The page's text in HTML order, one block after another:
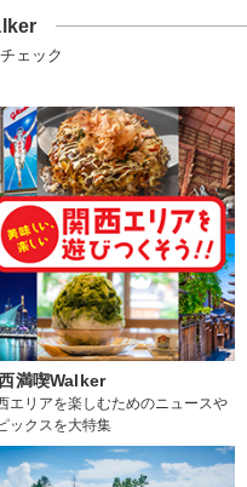
ェック
満喫Walker
エリアを楽しむためのニュースや
ックスを大特集